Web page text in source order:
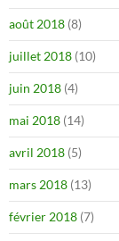
août 2018 (8)
juillet 2018 (10)
juin 2018 (4)
mai 2018 (14)
avril 2018 (5)
mars 2018 (13)
février 2018 (7)